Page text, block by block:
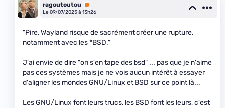
ragoutoutou
Premium
Le 09/07/2025 à 13h26
"Pire, Wayland risque de sacrément créer une rupture,
notamment avec les *BSD."
J'ai envie de dire "on s'en tape des bsd" ... pas que je n'aime
pas ces systèmes mais je ne vois aucun intérêt à essayer
d'aligner les mondes GNU/Linux et BSD sur ce point là...
Les GNU/Linux font leurs trucs, les BSD font les leurs, c'est